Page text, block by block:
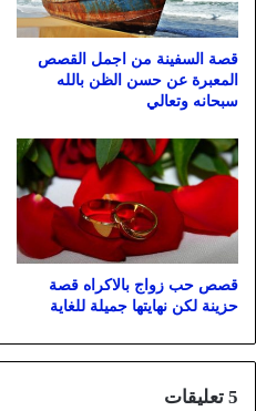
قصة السفينة من اجمل القصص
المعبرة عن حسن الظن بالله
سبحانه وتعالي
قصص حب زواج بالاكراه قصة
حزينة لكن نهايتها جميلة للغاية
‫5 تعليقات